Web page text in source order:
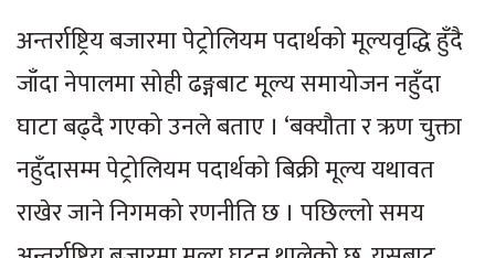
अन्तर्राष्ट्रिय बजारमा पेट्रोलियम पदार्थको मूल्यवृद्धि हुँदै
जाँदा नेपालमा सोही ढङ्गबाट मूल्य समायोजन नहुँदा
घाटा बढ्दै गएको उनले बताए । ‘बक्यौता र ऋण चुक्ता
नहुँदासम्म पेट्रोलियम पदार्थको बिक्री मूल्य यथावत
राखेर जाने निगमको रणनीति छ । पछिल्लो समय